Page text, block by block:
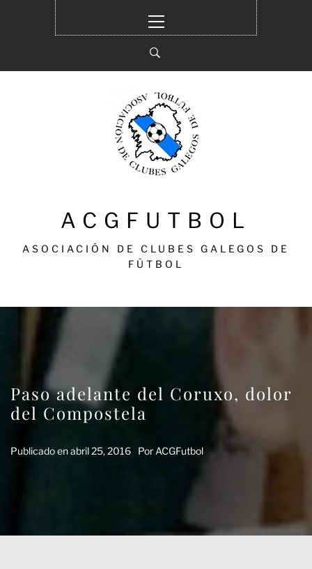
principal
ACGFUTBOL
ASOCIACIÓN DE CLUBES GALEGOS DE
FÚTBOL
Paso adelante del Coruxo, dolor
del Compostela
Publicado enabril 25, 2016 Por ACGFutbol